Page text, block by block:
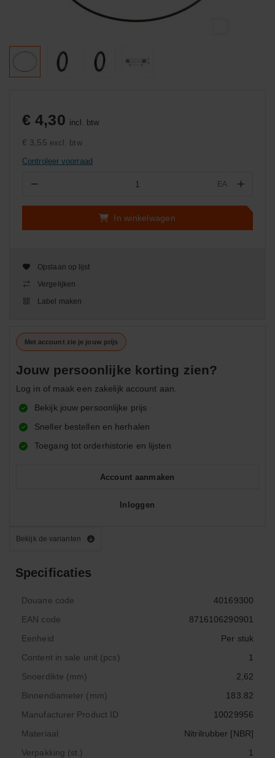
Bekijk de varianten
Specificaties
Douane code
40169300
EAN code
8716106290901
Eenheid
Per stuk
Content in sale unit (pcs)
1
Snoerdikte (mm)
2,62
Binnendiameter (mm)
183.82
Manufacturer Product ID
10029956
Materiaal
Nitrilrubber [NBR]
Verpakking (st.)
1
€ 4,30 incl. btw
€ 3,55 excl. btw
Controleer voorraad
− EA +
In winkelwagen
Opslaan op lijst
Vergelijken
Label maken
Met account zie je jouw prijs
Jouw persoonlijke korting zien?
Log in of maak een zakelijk account aan.
Bekijk jouw persoonlijke prijs
Sneller bestellen en herhalen
Toegang tot orderhistorie en lijsten
Account aanmaken
Inloggen